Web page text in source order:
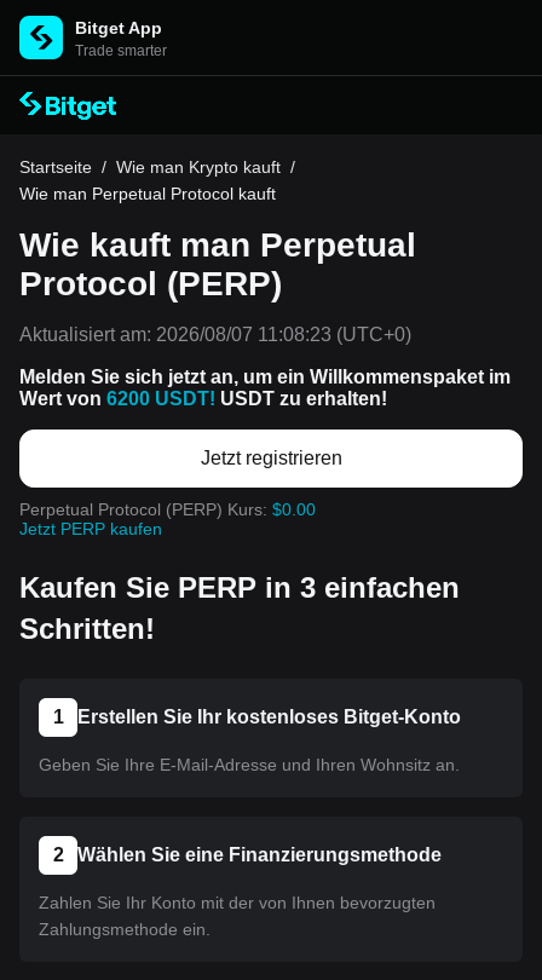
Bitget App
Trade smarter
Startseite / Wie man Krypto kauft /
Wie man Perpetual Protocol kauft
Wie kauft man Perpetual
Protocol (PERP)
Aktualisiert am: 2026/08/07 11:08:23 (UTC+0)
Melden Sie sich jetzt an, um ein Willkommenspaket im
Wert von 6200 USDT! USDT zu erhalten!
Jetzt registrieren
Perpetual Protocol (PERP) Kurs: $0.00
Jetzt PERP kaufen
Kaufen Sie PERP in 3 einfachen
Schritten!
1 Erstellen Sie Ihr kostenloses Bitget-Konto
Geben Sie Ihre E-Mail-Adresse und Ihren Wohnsitz an.
2 Wählen Sie eine Finanzierungsmethode
Zahlen Sie Ihr Konto mit der von Ihnen bevorzugten
Zahlungsmethode ein.